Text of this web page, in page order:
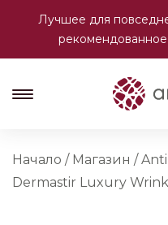
Лучшее для
рекомендованное
Начало / Магазин /
Dermastir Luxury